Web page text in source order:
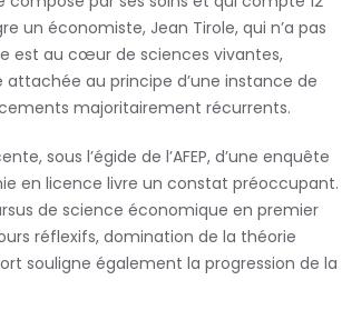
un économiste, Jean Tirole, qui n’a pas
est au cœur de sciences vivantes,
au principe d’une instance de
majoritairement récurrents.
sous l’égide de l’AFEP, d’une enquête
en licence livre un constat préoccupant.
de science économique en premier
réflexifs, domination de la théorie
souligne également la progression de la